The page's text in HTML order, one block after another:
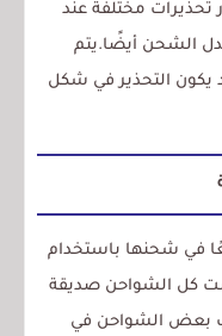
تحذيرات مختلفة عند
الشحن أيضًا.يتم
التحذير في شكل
في شحنها باستخدام
كل الشواحن صديقة
بعض الشواحن في